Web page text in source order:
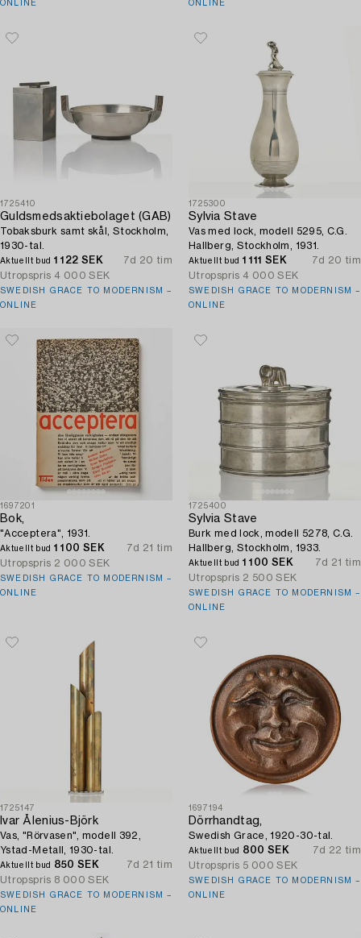
ONLINE ONLINE
1725410
Guldsmedsaktiebolaget (GAB)
Tobaksburk samt skål, Stockholm,
1930-tal.
Aktuellt bud 1 122 SEK
7d 20 tim
Utropspris 4 000 SEK
SWEDISH GRACE TO MODERNISM –
ONLINE
1725300
Sylvia Stave
Vas med lock, modell 5295, C.G.
Hallberg, Stockholm, 1931.
Aktuellt bud 1 111 SEK
7d 20 tim
Utropspris 4 000 SEK
SWEDISH GRACE TO MODERNISM –
ONLINE
1697201
Bok,
"Acceptera", 1931.
Aktuellt bud 1 100 SEK
7d 21 tim
Utropspris 2 000 SEK
SWEDISH GRACE TO MODERNISM –
ONLINE
1725400
Sylvia Stave
Burk med lock, modell 5278, C.G.
Hallberg, Stockholm, 1933.
Aktuellt bud 1 100 SEK
7d 21 tim
Utropspris 2 500 SEK
SWEDISH GRACE TO MODERNISM –
ONLINE
1725147
Ivar Ålenius-Björk
Vas, "Rörvasen", modell 392,
Ystad-Metall, 1930-tal.
Aktuellt bud 850 SEK
7d 21 tim
Utropspris 8 000 SEK
SWEDISH GRACE TO MODERNISM –
ONLINE
1697194
Dörrhandtag,
Swedish Grace, 1920-30-tal.
Aktuellt bud 800 SEK
7d 22 tim
Utropspris 5 000 SEK
SWEDISH GRACE TO MODERNISM –
ONLINE